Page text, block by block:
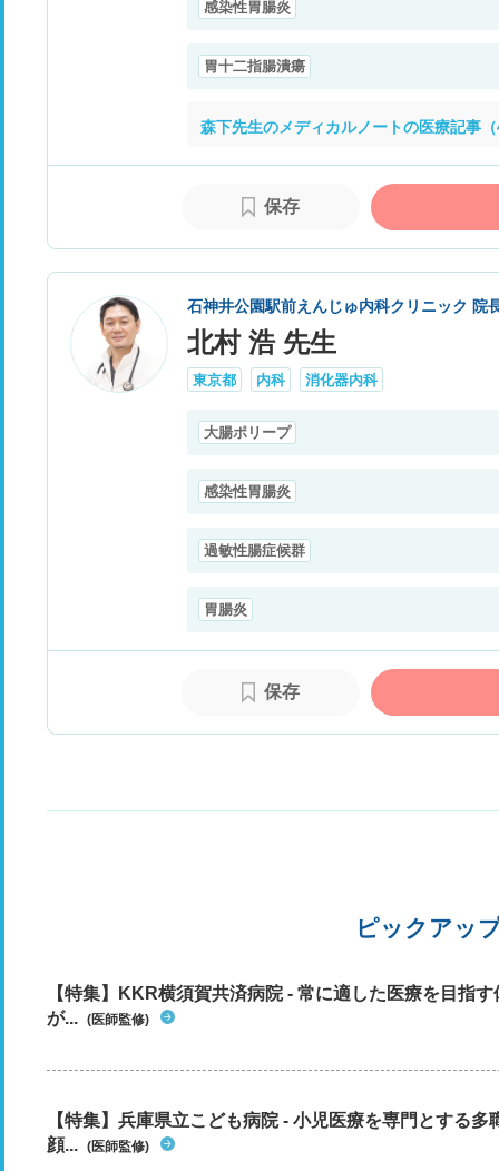
感染性胃腸炎
胃十二指腸潰瘍
森下先生のメディカルノートの医療記事
保存
石神井公園駅前えんじゅ内科クリニック 院
北村 浩 先生
東京都 内科 消化器内科
大腸ポリープ
感染性胃腸炎
過敏性腸症候群
胃腸炎
保存
ピックアッ
【特集】KKR横須賀共済病院 - 常に適した医療を目指
が... (医師監修)
【特集】兵庫県立こども病院 - 小児医療を専門とする
顔... (医師監修)